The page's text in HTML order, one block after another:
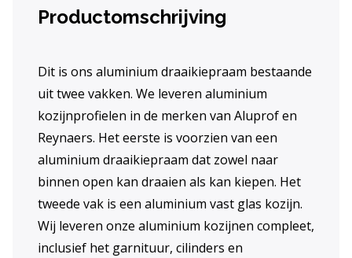
Productomschrijving
Dit is ons aluminium draaikiepraam bestaande
uit twee vakken. We leveren aluminium
kozijnprofielen in de merken van Aluprof en
Reynaers. Het eerste is voorzien van een
aluminium draaikiepraam dat zowel naar
binnen open kan draaien als kan kiepen. Het
tweede vak is een aluminium vast glas kozijn.
Wij leveren onze aluminium kozijnen compleet,
inclusief het garnituur, cilinders en